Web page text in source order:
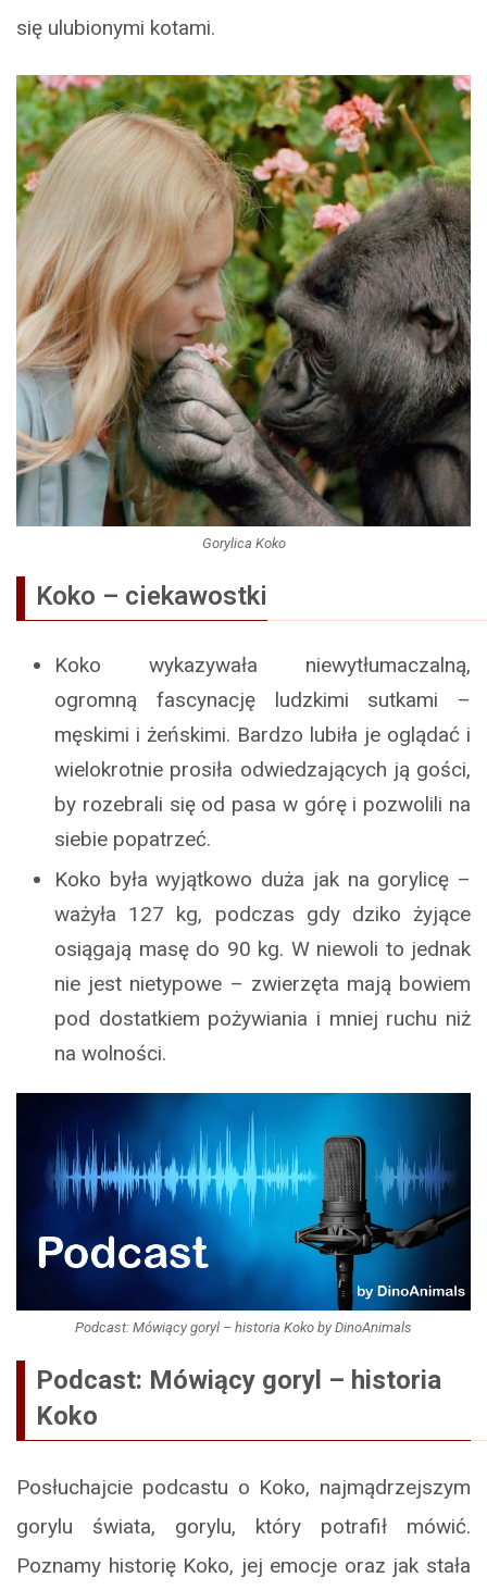
się ulubionymi kotami.
Gorylica Koko
Koko – ciekawostki
Koko wykazywała niewytłumaczalną,
ogromną fascynację ludzkimi sutkami –
męskimi i żeńskimi. Bardzo lubiła je oglądać i
wielokrotnie prosiła odwiedzających ją gości,
by rozebrali się od pasa w górę i pozwolili na
siebie popatrzeć.
Koko była wyjątkowo duża jak na gorylicę –
ważyła 127 kg, podczas gdy dziko żyjące
osiągają masę do 90 kg. W niewoli to jednak
nie jest nietypowe – zwierzęta mają bowiem
pod dostatkiem pożywiania i mniej ruchu niż
na wolności.
Podcast: Mówiący goryl – historia Koko by DinoAnimals
Podcast: Mówiący goryl – historia
Koko
Posłuchajcie podcastu o Koko, najmądrzejszym
gorylu świata, gorylu, który potrafił mówić.
Poznamy historię Koko, jej emocje oraz jak stała